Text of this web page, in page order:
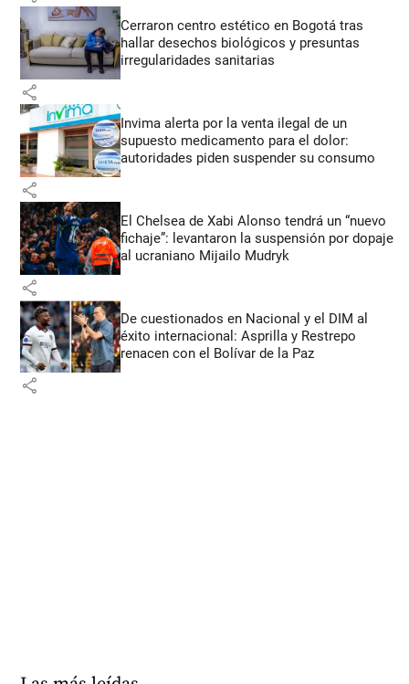
Cerraron centro estético en Bogotá tras
hallar desechos biológicos y presuntas
irregularidades sanitarias
share
Invima alerta por la venta ilegal de un
supuesto medicamento para el dolor:
autoridades piden suspender su consumo
share
El Chelsea de Xabi Alonso tendrá un “nuevo
fichaje”: levantaron la suspensión por dopaje
al ucraniano Mijailo Mudryk
share
De cuestionados en Nacional y el DIM al
éxito internacional: Asprilla y Restrepo
renacen con el Bolívar de la Paz
share